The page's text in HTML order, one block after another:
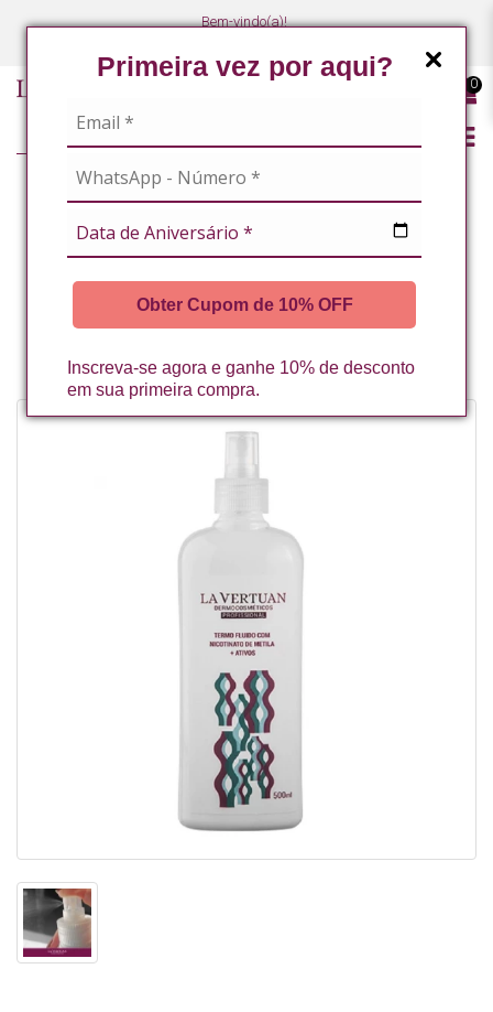
Primeira vez por aqui?
Obter Cupom de 10% OFF
Inscreva-se agora e ganhe 10% de desconto
em sua primeira compra.
Bem-vindo(a)!
0
ESTÉTICA CORPORAL
TERMO FLUIDO COM NICOTINATO DE METILA + ATIVOS 500ML LA
VERTUAN* (B)